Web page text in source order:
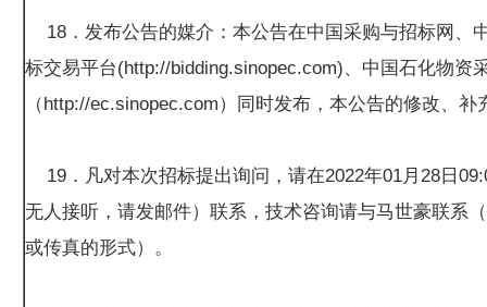
18．发布公告的媒介：本公告在中国采购与招标网、
标交易平台(http://bidding.sinopec.com)、中国石化物资
（http://ec.sinopec.com）同时发布，本公告的修改、
19．凡对本次招标提出询问，请在2022年01月28日
无人接听，请发邮件）联系，技术咨询请与马世豪联系
或传真的形式）。